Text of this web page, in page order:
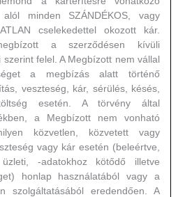
minden SZÁNDÉKOS, vagy
cselekedettel okozott kár.
a szerződésen kívüli
szerint felel. A Megbízott nem vállal
a megbízás alatt történő
veszteség, kár, sérülés, késés,
esetén. A törvény által
a Megbízott nem vonható
közvetlen, közvetett vagy
vagy kár esetén (beleértve,
-adatokhoz kötődő illetve
honlap használatából vagy a
szolgáltatásából eredendően. A